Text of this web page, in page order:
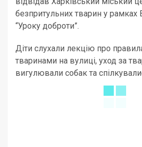
безпритульних тварин у рамках
“Уроку доброти”.
Діти слухали лекцію про
тваринами на вулиці, уход за
вигулювали собак та